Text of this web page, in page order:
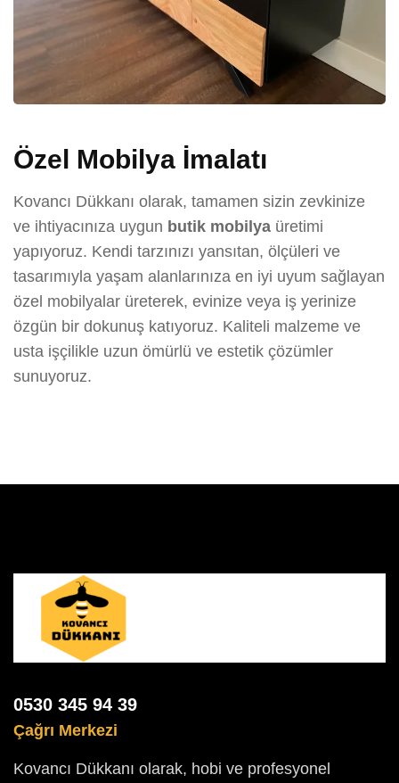
Özel Mobilya İmalatı
Kovancı Dükkanı olarak, tamamen sizin zevkinize
ve ihtiyacınıza uygun butik mobilya üretimi
yapıyoruz. Kendi tarzınızı yansıtan, ölçüleri ve
tasarımıyla yaşam alanlarınıza en iyi uyum sağlayan
özel mobilyalar üreterek, evinize veya iş yerinize
özgün bir dokunuş katıyoruz. Kaliteli malzeme ve
usta işçilikle uzun ömürlü ve estetik çözümler
sunuyoruz.
0530 345 94 39
Çağrı Merkezi
Kovancı Dükkanı olarak, hobi ve profesyonel